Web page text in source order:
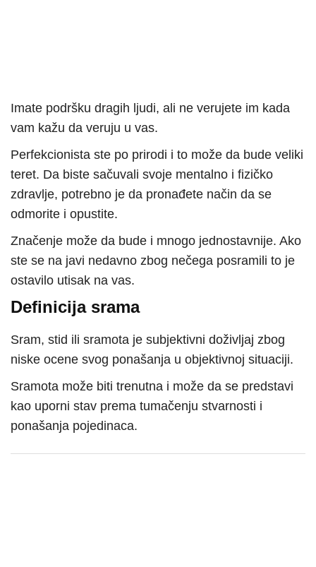
Imate podršku dragih ljudi, ali ne verujete im kada
vam kažu da veruju u vas.
Perfekcionista ste po prirodi i to može da bude veliki
teret. Da biste sačuvali svoje mentalno i fizičko
zdravlje, potrebno je da pronađete način da se
odmorite i opustite.
Značenje može da bude i mnogo jednostavnije. Ako
ste se na javi nedavno zbog nečega posramili to je
ostavilo utisak na vas.
Definicija srama
Sram, stid ili sramota je subjektivni doživljaj zbog
niske ocene svog ponašanja u objektivnoj situaciji.
Sramota može biti trenutna i može da se predstavi
kao uporni stav prema tumačenju stvarnosti i
ponašanja pojedinaca.